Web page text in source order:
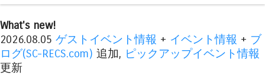
What's new!
2026.08.05 ゲストイベント情報 + イベント情報 + ブ
ログ(SC-RECS.com) 追加, ピックアップイベント情報
更新